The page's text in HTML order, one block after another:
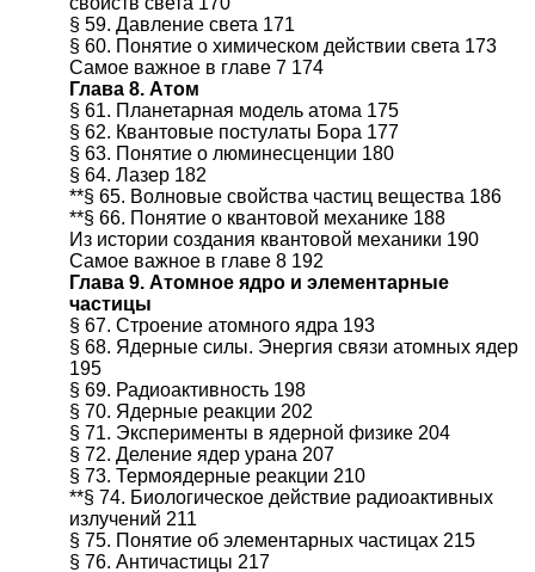
§ 59. Давление света 171
§ 60. Понятие о химическом действии света 173
Самое важное в главе 7 174
Глава 8. Атом
§ 61. Планетарная модель атома 175
§ 62. Квантовые постулаты Бора 177
§ 63. Понятие о люминесценции 180
§ 64. Лазер 182
**§ 65. Волновые свойства частиц вещества 186
**§ 66. Понятие о квантовой механике 188
Из истории создания квантовой механики 190
Самое важное в главе 8 192
Глава 9. Атомное ядро и элементарные
частицы
§ 67. Строение атомного ядра 193
§ 68. Ядерные силы. Энергия связи атомных ядер
195
§ 69. Радиоактивность 198
§ 70. Ядерные реакции 202
§ 71. Эксперименты в ядерной физике 204
§ 72. Деление ядер урана 207
§ 73. Термоядерные реакции 210
**§ 74. Биологическое действие радиоактивных
излучений 211
§ 75. Понятие об элементарных частицах 215
§ 76. Античастицы 217